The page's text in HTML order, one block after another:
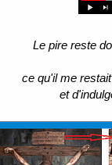
Le pire reste
ce qu'il me
et